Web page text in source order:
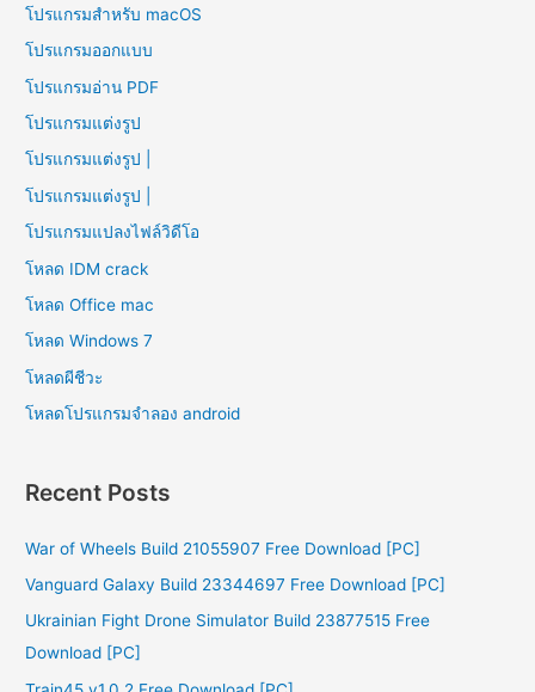
โปรแกรมสำหรับ macOS
โปรแกรมออกแบบ
โปรแกรมอ่าน PDF
โปรแกรมแต่งรูป
โปรแกรมแต่งรูป |
โปรแกรมแต่งรูป |
โปรแกรมแปลงไฟล์วิดีโอ
โหลด IDM crack
โหลด Office mac
โหลด Windows 7
โหลดผีชีวะ
โหลดโปรแกรมจําลอง android
Recent Posts
War of Wheels Build 21055907 Free Download [PC]
Vanguard Galaxy Build 23344697 Free Download [PC]
Ukrainian Fight Drone Simulator Build 23877515 Free
Download [PC]